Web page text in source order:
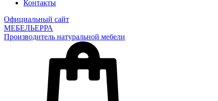
Контакты
Официальный сайт
МЕБЕЛЬЕРРА
Производитель натуральной мебели